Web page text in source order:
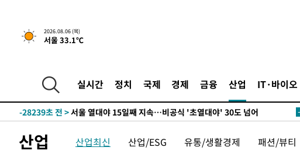
2026.08.06 (목)
서울 33.1℃
실시간 정치 국제 경제 금융 산업 IT·바이오
-32226초 전 >[속보]경찰, '홍명보 선임 논란' 대한축구협회·축구회관 등 압수수
색-31613초 전 >[속보]산업장관 "美무역법 제301조 과잉생산 결과 발표 8월 중 예
-30678초 전 >
[속보]전남광주 초대 시민추천 부시장에 백승주·윤난실
-28239초 전 >
-26806초 전 >[속보]코스닥, 2.15포인트(0.27%) 내린 797.44 출발
-23236초 전 >
6월 경상수지 497.3억 달러…두 달 연속 사상 최대
산업 산업최신 산업/ESG 유통/생활경제 패션/뷰티